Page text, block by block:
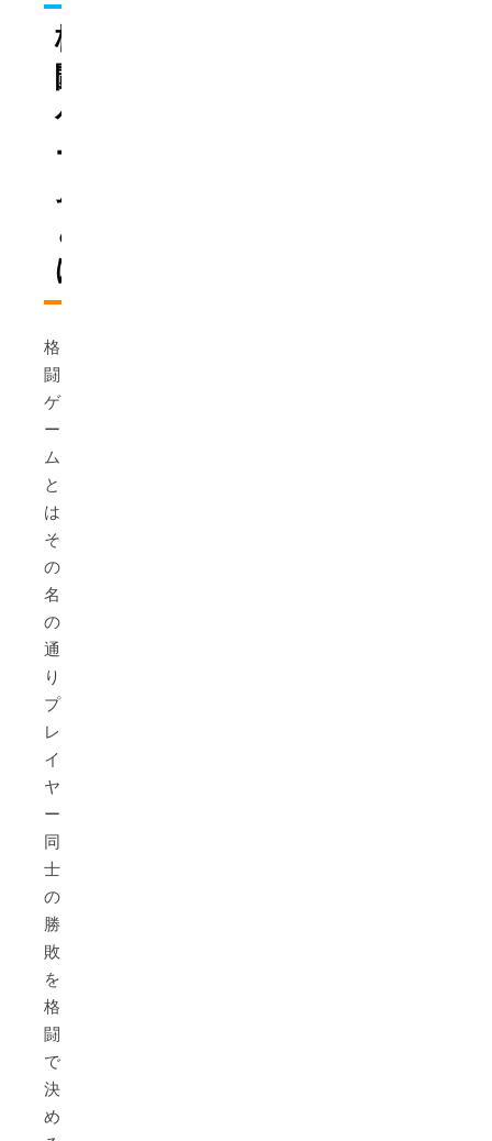
格
闘
ゲ
ー
ム
と
は？
格
闘
ゲ
ー
ム
と
は、
そ
の
名
の
通
り
プ
レ
イ
ヤ
ー
同
士
の
勝
敗
を
格
闘
で
決
め